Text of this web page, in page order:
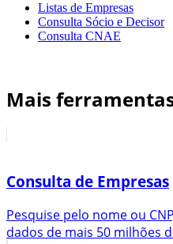
Listas de Empresas
Consulta Sócio e Decisor
Consulta CNAE
Mais
Consulta de Empresas
Pesquise pelo nome ou
dados de mais 50 milhões